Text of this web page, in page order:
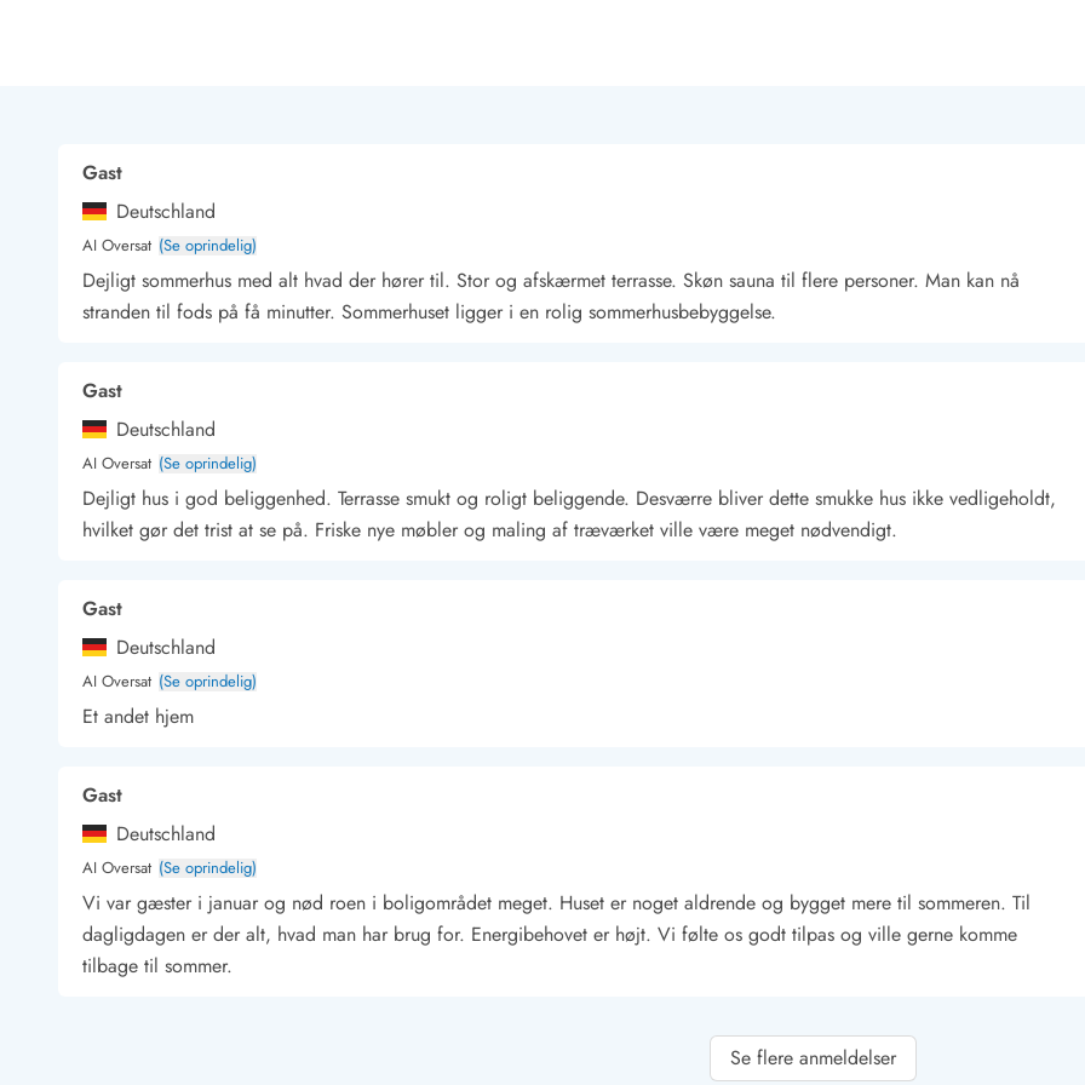
Minigolf i Vestjylland
Svømmehaller og badelande
Golfferie i sommerhus
Fitness og træning
Vandring langs Vestkysten
Vandski for hele familien
Sejlads langs Vestkysten
Historiske museer
Kunstmuseer
Kulinariske oplevelser
Sandskulpturfestival
Hold jul i sommerhuset
Vikingetiden i Danmark
Kontakt Bjerregård
Kontakt, åbningstider og døgnvagt
Feriehusudlejning siden 1965
Gæsterne siger
Nyhedsbrev
Sponsorater - Esmark støtter
Gast
Deutschland
AI Oversat (Se oprindelig)
Dejligt sommerhus med alt hvad der hører til. Stor og afskærmet terrasse. Skøn sauna til flere personer. Man kan nå
stranden til fods på få minutter. Sommerhuset ligger i en rolig sommerhusbebyggelse.
Gast
Deutschland
AI Oversat (Se oprindelig)
Dejligt hus i god beliggenhed. Terrasse smukt og roligt beliggende. Desværre bliver dette smukke hus ikke vedligeholdt,
hvilket gør det trist at se på. Friske nye møbler og maling af træværket ville være meget nødvendigt.
Gast
Deutschland
AI Oversat (Se oprindelig)
Et andet hjem
Gast
Deutschland
AI Oversat (Se oprindelig)
Vi var gæster i januar og nød roen i boligområdet meget. Huset er noget aldrende og bygget mere til sommeren. Til
dagligdagen er der alt, hvad man har brug for. Energibehovet er højt. Vi følte os godt tilpas og ville gerne komme
tilbage til sommer.
Se flere anmeldelser